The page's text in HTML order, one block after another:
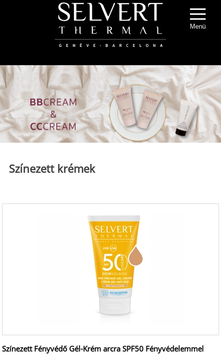
Menü
Színezett krémek
Színezett Fényvédő Gél-Krém arcra SPF50 Fényvédelemmel